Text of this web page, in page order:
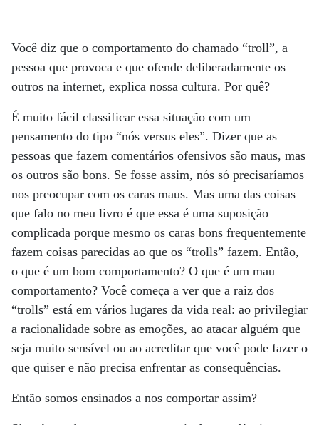
Você diz que o comportamento do chamado “troll”, a
pessoa que provoca e que ofende deliberadamente os
outros na internet, explica nossa cultura. Por quê?
É muito fácil classificar essa situação com um
pensamento do tipo “nós versus eles”. Dizer que as
pessoas que fazem comentários ofensivos são maus, mas
os outros são bons. Se fosse assim, nós só precisaríamos
nos preocupar com os caras maus. Mas uma das coisas
que falo no meu livro é que essa é uma suposição
complicada porque mesmo os caras bons frequentemente
fazem coisas parecidas ao que os “trolls” fazem. Então,
o que é um bom comportamento? O que é um mau
comportamento? Você começa a ver que a raiz dos
“trolls” está em vários lugares da vida real: ao privilegiar
a racionalidade sobre as emoções, ao atacar alguém que
seja muito sensível ou ao acreditar que você pode fazer o
que quiser e não precisa enfrentar as consequências.
Então somos ensinados a nos comportar assim?